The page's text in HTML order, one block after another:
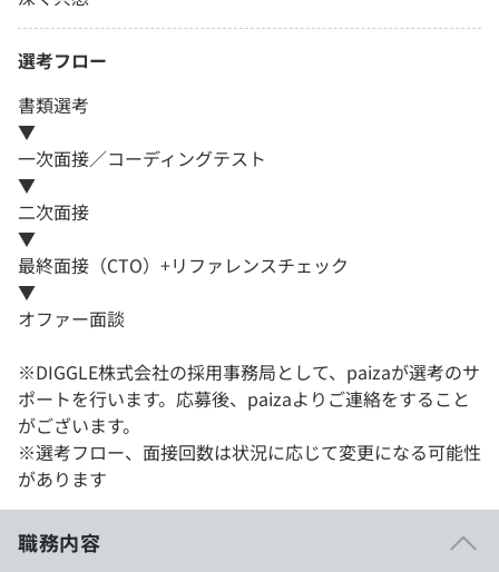
選考フロー
書類選考
▼
一次面接／コーディングテスト
▼
二次面接
▼
最終面接（CTO）+リファレンスチェック
▼
オファー面談
※DIGGLE株式会社の採用事務局として、paizaが選考のサ
ポートを行います。応募後、paizaよりご連絡をすること
がございます。
※選考フロー、面接回数は状況に応じて変更になる可能性
があります
職務内容